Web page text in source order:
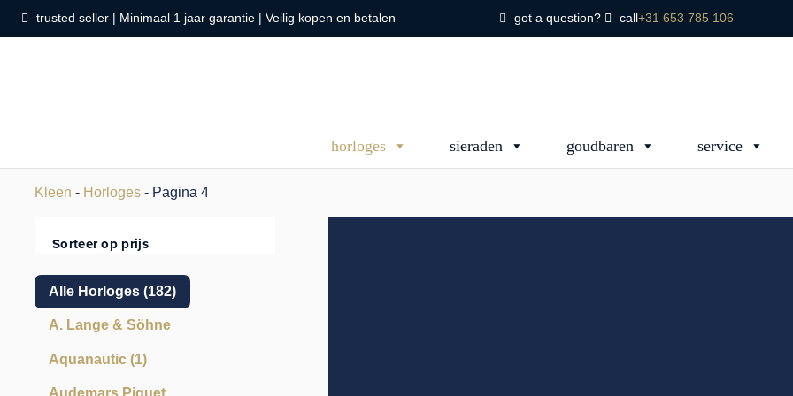
trusted seller | Minimaal 1 jaar garantie | Veilig kopen en betalen got a question? call+31 653 785 106
horloges sieraden goudbaren service
Kleen - Horloges - Pagina 4
Sorteer op prijs
Alle Horloges (182)
A. Lange & Söhne
Aquanautic (1)